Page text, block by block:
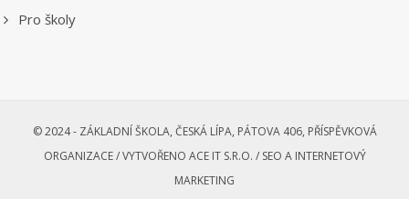
Pro školy
© 2024 - ZÁKLADNÍ ŠKOLA, ČESKÁ LÍPA, PÁTOVA 406, PŘÍSPĚVKOVÁ
ORGANIZACE /VYTVOŘENO ACE IT S.R.O. / SEO A INTERNETOVÝ
MARKETING